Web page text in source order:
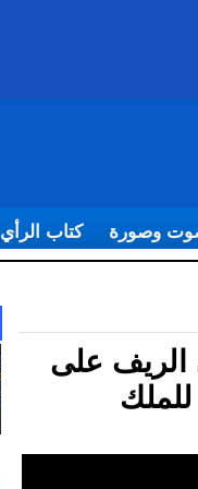
وصورة كتاب الرأي
الريف على